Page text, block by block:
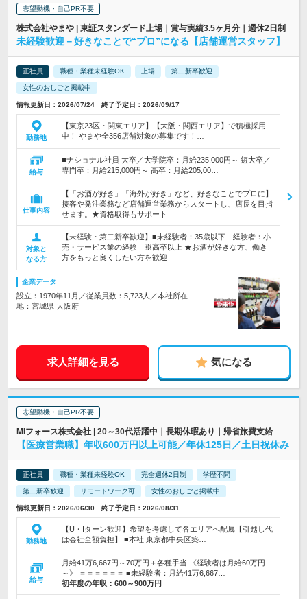
志望動機・自己PR不要
株式会社やまや | 東証スタンダード上場｜賞与実績3.5ヶ月分｜週休2日制
未経験歓迎－好きなことで“プロ”になる【店舗運営スタッフ】
正社員 職種・業種未経験OK 上場 第二新卒歓迎
女性のおしごと掲載中
情報更新日：2026/07/24 終了予定日：2026/09/17
勤務地
【東京23区・関東エリア】【大阪・関西エリア】で積極採用
中！ やまや全356店舗対象の募集です！…
給与
■ナショナル社員 大卒／大学院卒：月給235,000円～ 短大卒／
専門卒：月給215,000円～ 高卒：月給205,00…
仕事内容
【「お酒が好き」「海外が好き」など、好きなことでプロに】
接客や発注業務など店舗運営業務からスタートし、店長を目指
せます。★資格取得もサポート
対象と
なる方
【未経験・第二新卒歓迎】■未経験者：35歳以下 経験者：小
売・サービス業の経験 ※高卒以上 ★お酒が好きな方、働き
方をもっと良くしたい方を歓迎
企業データ
設立：1970年11月／従業員数：5,723人／本社所在
地：宮城県 大阪府
求人詳細を見る 気になる
志望動機・自己PR不要
MIフォース株式会社 | 20～30代活躍中｜長期休暇あり｜帰省旅費支給
【医療営業職】年収600万円以上可能／年休125日／土日祝休み
正社員 職種・業種未経験OK 完全週休2日制 学歴不問
第二新卒歓迎 リモートワーク可 女性のおしごと掲載中
情報更新日：2026/06/30 終了予定日：2026/08/31
勤務地
【U・Iターン歓迎】希望を考慮して各エリアへ配属【引越し代
は会社全額負担】 ■本社 東京都中央区築…
給与
月給41万6,667円～70万円＋各種手当 《経験者は月給60万円
～》 ＝＝＝＝＝＝ ■未経験者：月給41万6,667…
初年度の年収： 600～900万円